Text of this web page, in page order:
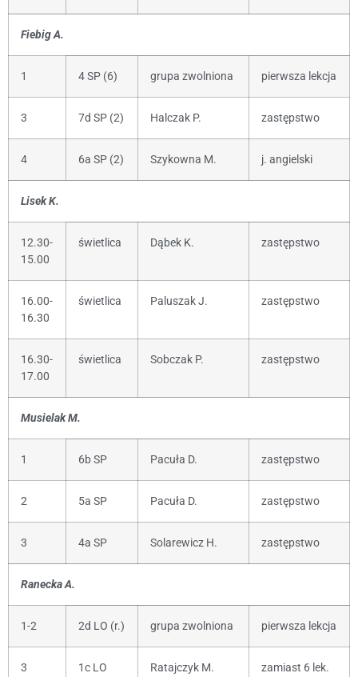
Fiebig A.
1 4 SP (6) grupa zwolniona pierwsza lekcja
3 7d SP (2) Halczak P. zastępstwo
4 6a SP (2) Szykowna M. j. angielski
Lisek K.
12.30-
15.00
świetlica Dąbek K. zastępstwo
16.00-
16.30
świetlica Paluszak J. zastępstwo
16.30-
17.00
świetlica Sobczak P. zastępstwo
Musielak M.
1 6b SP Pacuła D. zastępstwo
2 5a SP Pacuła D. zastępstwo
3 4a SP Solarewicz H. zastępstwo
Ranecka A.
1-2 2d LO (r.) grupa zwolniona pierwsza lekcja
3 1c LO Ratajczyk M. zamiast 6 lek.